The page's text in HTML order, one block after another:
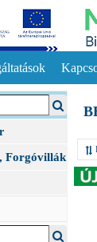
Forgóvillák